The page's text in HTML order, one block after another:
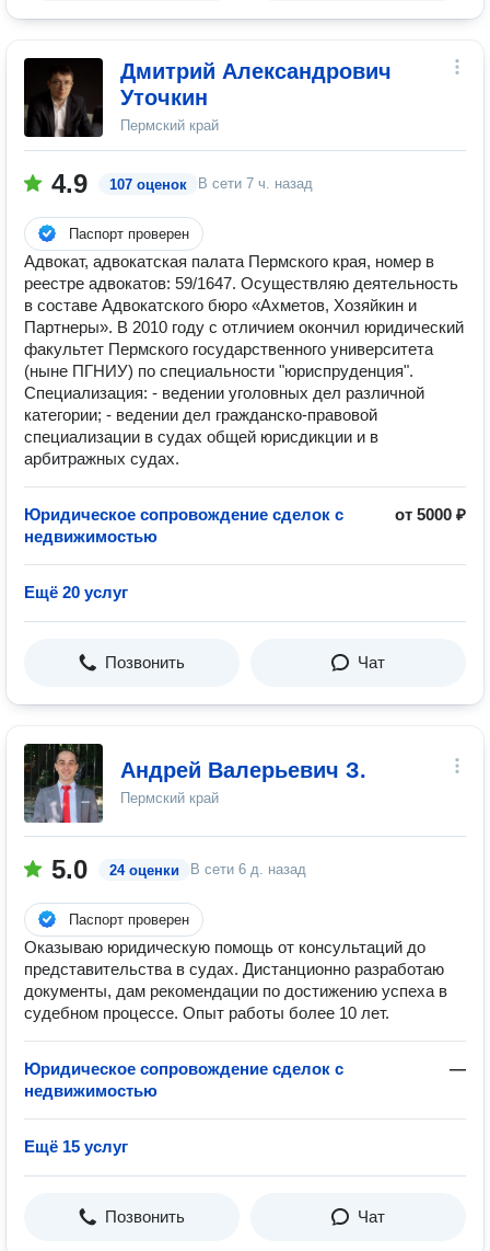
Дмитрий Александрович
Уточкин
Пермский край
4.9 107 оценок В сети 7 ч. назад
Паспорт проверен
Адвокат, адвокатская палата Пермского края, номер в
реестре адвокатов: 59/1647. Осуществляю деятельность
в составе Адвокатского бюро «Ахметов, Хозяйкин и
Партнеры». В 2010 году с отличием окончил юридический
факультет Пермского государственного университета
(ныне ПГНИУ) по специальности "юриспруденция".
Специализация: - ведении уголовных дел различной
категории; - ведении дел гражданско-правовой
специализации в судах общей юрисдикции и в
арбитражных судах.
Юридическое сопровождение сделок с
недвижимостью
от 5000 ₽
Ещё 20 услуг
Позвонить Чат
Андрей Валерьевич З.
Пермский край
5.0 24 оценки В сети 6 д. назад
Паспорт проверен
Оказываю юридическую помощь от консультаций до
представительства в судах. Дистанционно разработаю
документы, дам рекомендации по достижению успеха в
судебном процессе. Опыт работы более 10 лет.
Юридическое сопровождение сделок с
недвижимостью
—
Ещё 15 услуг
Позвонить Чат